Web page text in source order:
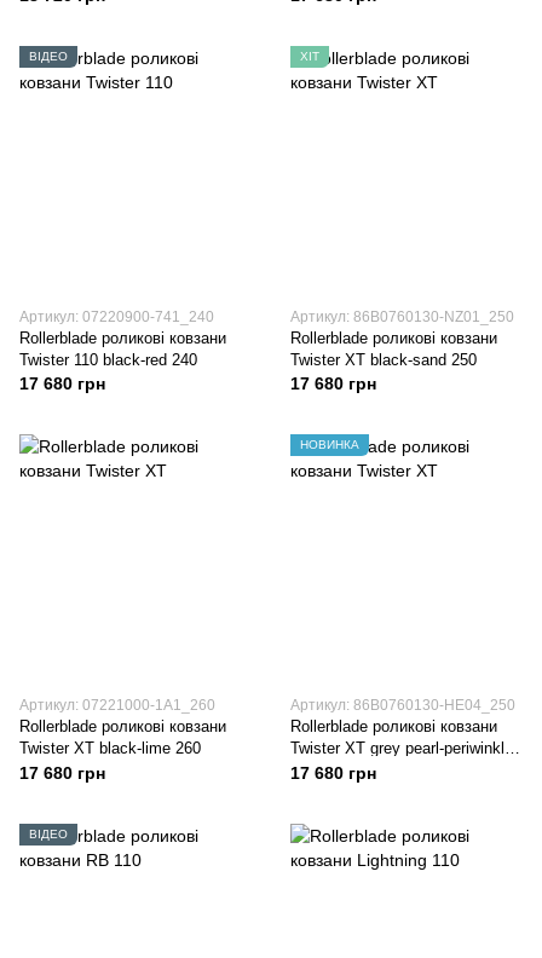
ВІДЕО
Артикул: 07220900-741_240
Rollerblade роликові ковзани
Twister 110 black-red 240
17 680 грн
ХІТ
Артикул: 86B0760130-NZ01_250
Rollerblade роликові ковзани
Twister XT black-sand 250
17 680 грн
Артикул: 07221000-1A1_260
Rollerblade роликові ковзани
Twister XT black-lime 260
17 680 грн
НОВИНКА
Артикул: 86B0760130-HE04_250
Rollerblade роликові ковзани
Twister XT grey pearl-periwinkle
250
17 680 грн
ВІДЕО